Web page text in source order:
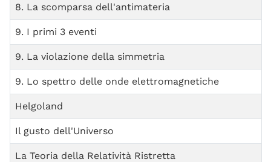
8. La scomparsa dell'antimateria
9. I primi 3 eventi
9. La violazione della simmetria
9. Lo spettro delle onde elettromagnetiche
Helgoland
Il gusto dell'Universo
La Teoria della Relatività Ristretta